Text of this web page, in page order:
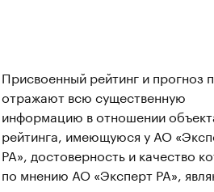
Присвоенный рейтинг и прогноз
отражают всю существенную
информацию в отношении
рейтинга, имеющуюся у АО
РА», достоверность и качество
по мнению АО «Эксперт РА»,